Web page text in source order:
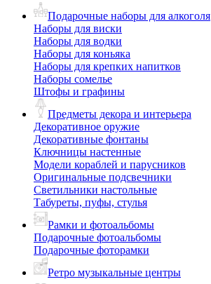
Подарочные наборы для алкоголя
Наборы для виски
Наборы для водки
Наборы для коньяка
Наборы для крепких напитков
Наборы сомелье
Штофы и графины
Предметы декора и интерьера
Декоративное оружие
Декоративные фонтаны
Ключницы настенные
Модели кораблей и парусников
Оригинальные подсвечники
Светильники настольные
Табуреты, пуфы, стулья
Рамки и фотоальбомы
Подарочные фотоальбомы
Подарочные фоторамки
Ретро музыкальные центры